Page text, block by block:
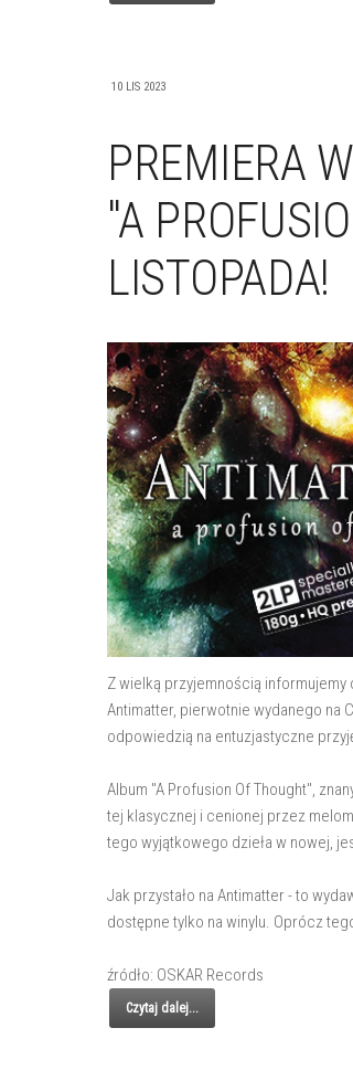
10 LIS 2023
PREMIERA
"A
LISTOPADA!
Z wielką przyjemnością informujemy
Antimatter, pierwotnie wydanego na
odpowiedzią na entuzjastyczne
Album "A Profusion Of Thought",
tej klasycznej i cenionej przez
tego wyjątkowego dzieła w nowej,
Jak przystało na Antimatter - to
dostępne tylko na winylu. Oprócz
źródło: OSKAR Records
Czytaj dalej...